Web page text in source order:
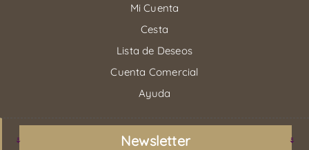
Mi Cuenta
Cesta
Lista de Deseos
Cuenta Comercial
Ayuda
Newsletter